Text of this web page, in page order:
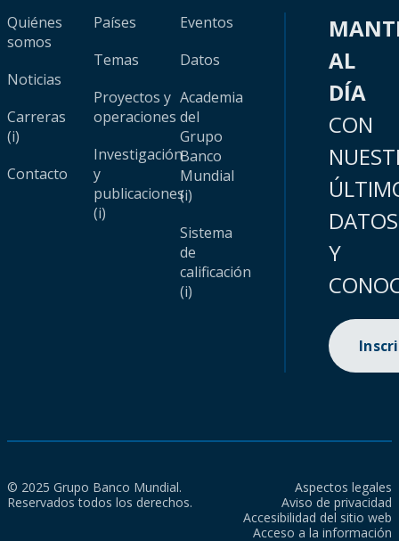
Quiénes
somos
Noticias
Carreras
(i)
Contacto
Países
Temas
Proyectos y
operaciones
Investigación
y
publicaciones
(i)
Eventos
Datos
Academia
del
Grupo
Banco
Mundial
(i)
Sistema
de
calificación
(i)
AL
DÍA
CON
DATOS
Y
© 2025 Grupo Banco Mundial.
Reservados todos los derechos.
Aspectos legales
Aviso de privacidad
Accesibilidad del sitio web
Acceso a la información